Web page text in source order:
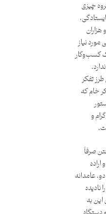
چیزی
هزاران
مورد نیاز
کسب‌وکار
تفکر
خام که
و
صرفاً
عامدانه
نادیده
به